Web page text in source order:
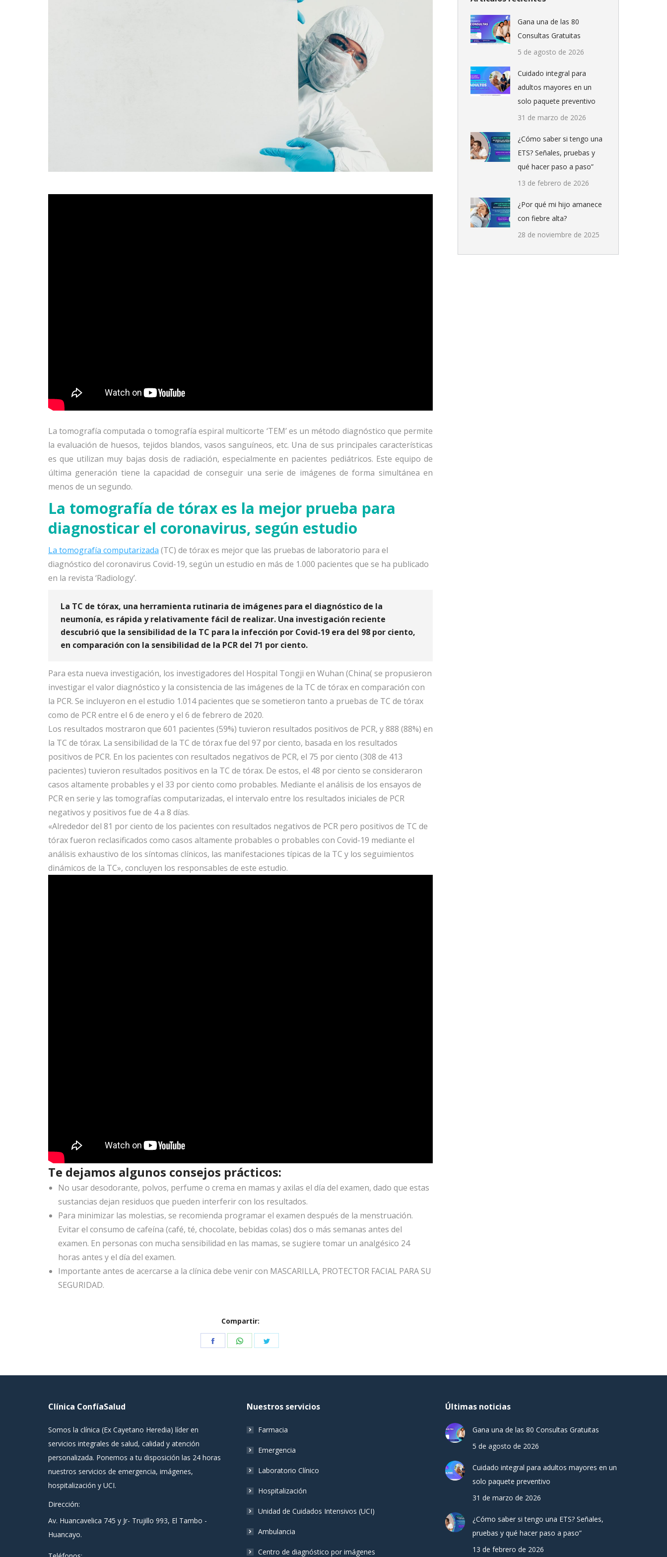
La tomografía computada o tomografía espiral multicorte ‘TEM’ es un método diagnóstico que permite
la evaluación de huesos, tejidos blandos, vasos sanguíneos, etc. Una de sus principales características
es que utilizan muy bajas dosis de radiación, especialmente en pacientes pediátricos. Este equipo de
última generación tiene la capacidad de conseguir una serie de imágenes de forma simultánea en
menos de un segundo.
La tomografía de tórax es la mejor prueba para
diagnosticar el coronavirus, según estudio
La tomografía computarizada (TC) de tórax es mejor que las pruebas de laboratorio para el
diagnóstico del coronavirus Covid-19, según un estudio en más de 1.000 pacientes que se ha publicado
en la revista ‘Radiology’.
La TC de tórax, una herramienta rutinaria de imágenes para el diagnóstico de la
neumonía, es rápida y relativamente fácil de realizar. Una investigación reciente
descubrió que la sensibilidad de la TC para la infección por Covid-19 era del 98 por ciento,
en comparación con la sensibilidad de la PCR del 71 por ciento.
Para esta nueva investigación, los investigadores del Hospital Tongji en Wuhan (China( se propusieron
investigar el valor diagnóstico y la consistencia de las imágenes de la TC de tórax en comparación con
la PCR. Se incluyeron en el estudio 1.014 pacientes que se sometieron tanto a pruebas de TC de tórax
como de PCR entre el 6 de enero y el 6 de febrero de 2020.
Los resultados mostraron que 601 pacientes (59%) tuvieron resultados positivos de PCR, y 888 (88%) en
la TC de tórax. La sensibilidad de la TC de tórax fue del 97 por ciento, basada en los resultados
positivos de PCR. En los pacientes con resultados negativos de PCR, el 75 por ciento (308 de 413
pacientes) tuvieron resultados positivos en la TC de tórax. De estos, el 48 por ciento se consideraron
casos altamente probables y el 33 por ciento como probables. Mediante el análisis de los ensayos de
PCR en serie y las tomografías computarizadas, el intervalo entre los resultados iniciales de PCR
negativos y positivos fue de 4 a 8 días.
«Alrededor del 81 por ciento de los pacientes con resultados negativos de PCR pero positivos de TC de
tórax fueron reclasificados como casos altamente probables o probables con Covid-19 mediante el
análisis exhaustivo de los síntomas clínicos, las manifestaciones típicas de la TC y los seguimientos
dinámicos de la TC», concluyen los responsables de este estudio.
Te dejamos algunos consejos prácticos:
No usar desodorante, polvos, perfume o crema en mamas y axilas el día del examen, dado que estas
sustancias dejan residuos que pueden interferir con los resultados.
Para minimizar las molestias, se recomienda programar el examen después de la menstruación.
Evitar el consumo de cafeína (café, té, chocolate, bebidas colas) dos o más semanas antes del
examen. En personas con mucha sensibilidad en las mamas, se sugiere tomar un analgésico 24
horas antes y el día del examen.
Importante antes de acercarse a la clínica debe venir con MASCARILLA, PROTECTOR FACIAL PARA SU
SEGURIDAD.
Compartir:
Share Share Share
Gana una de las 80
Consultas Gratuitas
5 de agosto de 2026
Cuidado integral para
adultos mayores en un
solo paquete preventivo
31 de marzo de 2026
¿Cómo saber si tengo una
ETS? Señales, pruebas y
qué hacer paso a paso”
13 de febrero de 2026
¿Por qué mi hijo amanece
con fiebre alta?
28 de noviembre de 2025
Clínica ConfíaSalud
Somos la clínica (Ex Cayetano Heredia) líder en
servicios integrales de salud, calidad y atención
personalizada. Ponemos a tu disposición las 24 horas
nuestros servicios de emergencia, imágenes,
hospitalización y UCI.
Dirección:
Av. Huancavelica 745 y Jr- Trujillo 993, El Tambo -
Huancayo.
Nuestros servicios
Farmacia
Emergencia
Laboratorio Clínico
Hospitalización
Unidad de Cuidados Intensivos (UCI)
Ambulancia
Centro de diagnóstico por imágenes
Últimas noticias
Gana una de las 80 Consultas Gratuitas
5 de agosto de 2026
Cuidado integral para adultos mayores en un
solo paquete preventivo
31 de marzo de 2026
¿Cómo saber si tengo una ETS? Señales,
pruebas y qué hacer paso a paso”
13 de febrero de 2026